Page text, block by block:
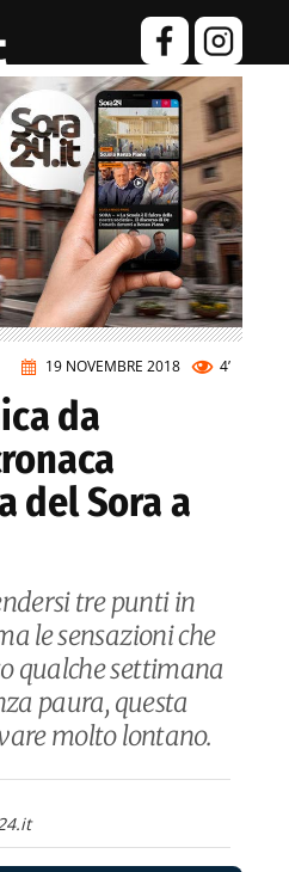
19 NOVEMBRE 2018 4’
da
del Sora a
tre punti in
le sensazioni che
qualche settimana
paura, questa
molto lontano.